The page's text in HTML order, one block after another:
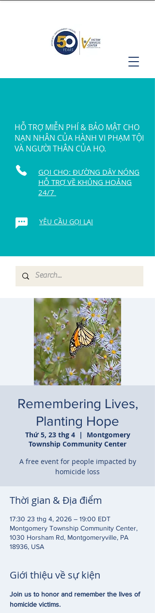
HỖ TRỢ MIỄN PHÍ & BẢO MẬT CHO
NẠN NHÂN CỦA HÀNH VI PHẠM TỘI
VÀ NGƯỜI THÂN CỦA HỌ.
GỌI CHO: ĐƯỜNG DÂY NÓNG
HỖ TRỢ VỀ KHỦNG HOẢNG
24/7
YÊU CẦU GỌI LẠI
Remembering Lives,
Planting Hope
Thứ 5, 23 thg 4
  |
Montgomery
Township Community Center
A free event for people impacted by
homicide loss
Thời gian & Địa điểm
17:30 23 thg 4, 2026 – 19:00 EDT
Montgomery Township Community Center,
1030 Horsham Rd, Montgomeryville, PA
18936, USA
Giới thiệu về sự kiện
Join us to honor and remember the lives of
homicide victims.